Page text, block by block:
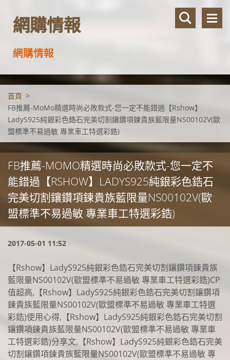
網購情報
網購情報
首頁 >
FB推薦-MoMo精選時尚必敗款式-您一定不能錯過【Rshow】
LadyS925純銀彩色鋯石完美切割鑲鑽項鍊貴族藍限量NS00102V(歐
盟標準不易過敏 專業車工特選彩鋯)
FB推薦-MOMO精選時尚必敗款式-您一定不
能錯過【RSHOW】LADYS925純銀彩色鋯石
完美切割鑲鑽項鍊貴族藍限量NS00102V(歐
盟標準不易過敏 專業車工特選彩鋯)
2017-05-01 11:52
【Rshow】LadyS925純銀彩色鋯石完美切割鑲鑽項鍊貴族
藍限量NS00102V(歐盟標準不易過敏 專業車工特選彩鋯)CP
值超高,【Rshow】LadyS925純銀彩色鋯石完美切割鑲鑽項
鍊貴族藍限量NS00102V(歐盟標準不易過敏 專業車工特選
彩鋯)使用心得,【Rshow】LadyS925純銀彩色鋯石完美切割
鑲鑽項鍊貴族藍限量NS00102V(歐盟標準不易過敏 專業車
工特選彩鋯)分享文,【Rshow】LadyS925純銀彩色鋯石完美
切割鑲鑽項鍊貴族藍限量NS00102V(歐盟標準不易過敏 專